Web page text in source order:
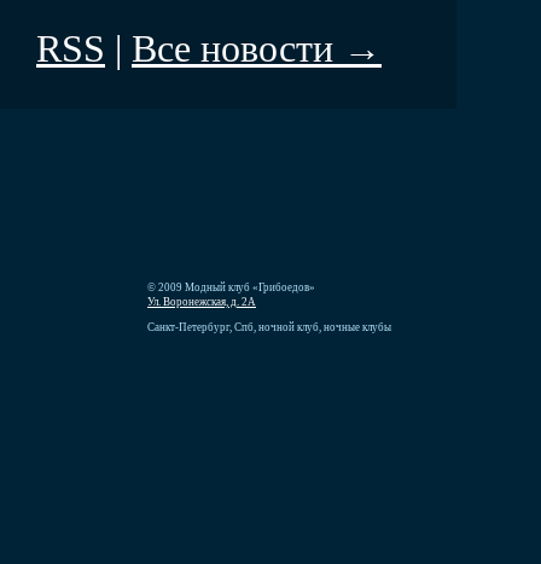
RSS | Все новости →
© 2009 Модный клуб «Грибоедов»
Ул. Воронежская, д. 2А
Санкт-Петербург, Спб, ночной клуб, ночные клубы